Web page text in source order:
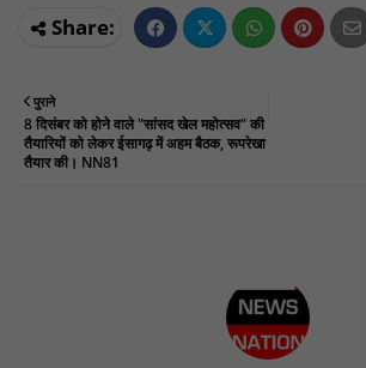
पुराने
8 दिसंबर को होने वाले "सांसद खेल महोत्सव" की
तैयारियों को लेकर ईसागढ़ में अहम बैठक, रूपरेखा
तैयार की। NN81